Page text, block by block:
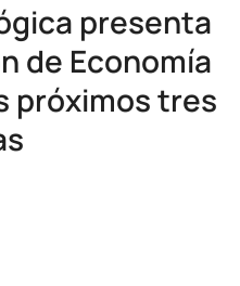
presenta
de Economía
próximos tres